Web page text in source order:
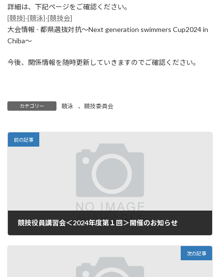
詳細は、下記ページをご確認ください。
[競技]-[競泳]-[競技会]
大会情報 - 都県選抜対抗～Next generation swimmers Cup2024 in
Chiba～
今後、関係情報を随時更新していきますのでご確認ください。
カテゴリー 競泳 、 競技委員会
前の記事
競技役員講習会＜2024年度第１回＞開催のお知らせ
次の記事